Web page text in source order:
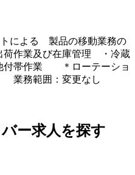
による 製品の移動業務の
作業及び在庫管理 ・冷蔵
付帯作業 ＊ローテーショ
業務範囲：変更なし
ー求人を探す